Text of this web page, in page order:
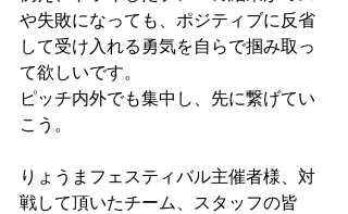
や失敗になっても、ポジティブに反省
して受け入れる勇気を自らで掴み取っ
て欲しいです。
ピッチ内外でも集中し、先に繋げてい
こう。
りょうまフェスティバル主催者様、対
戦して頂いたチーム、スタッフの皆